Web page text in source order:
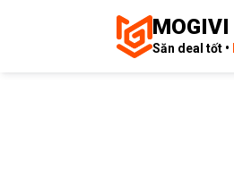
MOGIVI
Săn deal tốt •